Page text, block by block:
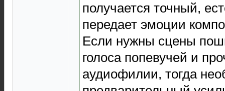
получается точный,
передает эмоции
Если нужны сцены
голоса попевучей и
аудиофилии, тогда